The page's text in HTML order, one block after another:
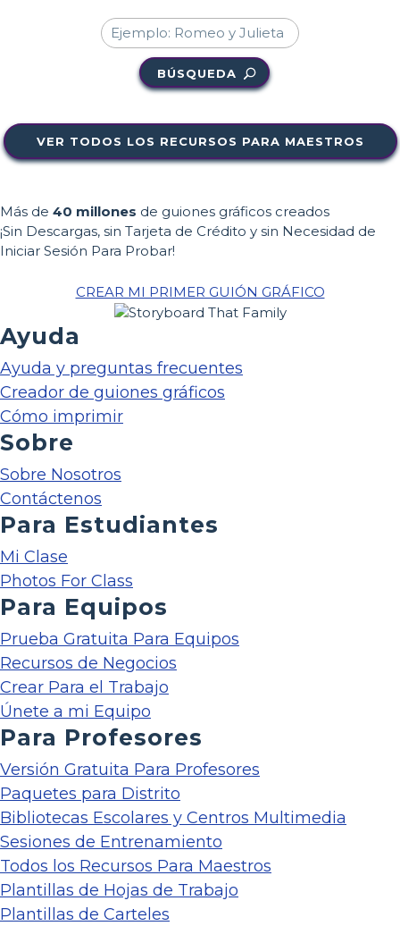
BÚSQUEDA
VER TODOS LOS RECURSOS PARA MAESTROS
Más de 40 millones de guiones gráficos creados
¡Sin Descargas, sin Tarjeta de Crédito y sin Necesidad de
Iniciar Sesión Para Probar!
CREAR MI PRIMER GUIÓN GRÁFICO
Ayuda
Ayuda y preguntas frecuentes
Creador de guiones gráficos
Cómo imprimir
Sobre
Sobre Nosotros
Contáctenos
Para Estudiantes
Mi Clase
Photos For Class
Para Equipos
Prueba Gratuita Para Equipos
Recursos de Negocios
Crear Para el Trabajo
Únete a mi Equipo
Para Profesores
Versión Gratuita Para Profesores
Paquetes para Distrito
Bibliotecas Escolares y Centros Multimedia
Sesiones de Entrenamiento
Todos los Recursos Para Maestros
Plantillas de Hojas de Trabajo
Plantillas de Carteles